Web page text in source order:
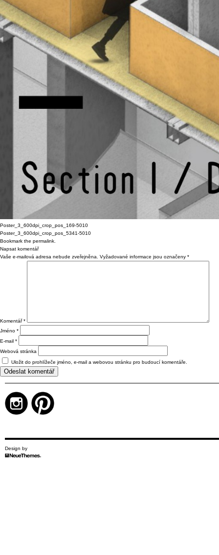
Poster_3_600dpi_crop_pos_169-5010
Poster_3_600dpi_crop_pos_5341-5010
Bookmark the permalink
Napsat komentář
Vaše e-mailová adresa nebude zveřejněna.
Vyžadované informace jsou označeny *
Komentář*
Jméno *
E-mail *
Webová stránka
Uložit do prohlížeče jméno, e-mail a webovou stránku pro budoucí komentáře.
Design by